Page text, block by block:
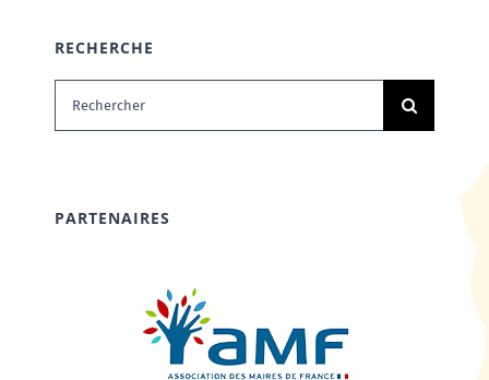
RECHERCHE
Rechercher:
PARTENAIRES